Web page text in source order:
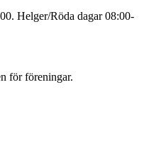
Helger/Röda dagar 08:00-
för föreningar.